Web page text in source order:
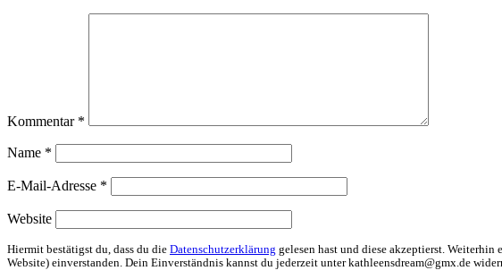
Kommentar *
Name *
E-Mail-Adresse *
Website
Hiermit bestätigst du, dass du die Datenschutzerklärung gelesen hast und diese akzeptierst.
Website) einverstanden. Dein Einverständnis kannst du jederzeit unter kathleensdream@gmx.de